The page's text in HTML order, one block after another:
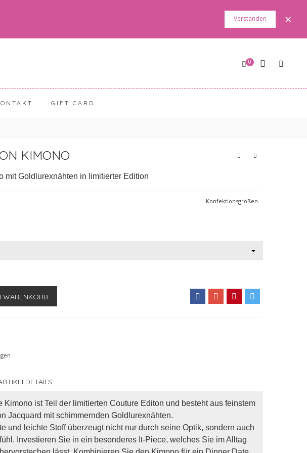
Verstanden ×
0
GIFT CARD
KIMONO
mit Goldlurexnähten in limitierter Edition
Konfektionsgrößen
WARENKORB
Kimono ist Teil der limitierten Couture Editon und besteht aus feinstem
Jacquard mit schimmernden Goldlurexnähten.
und leichte Stoff überzeugt nicht nur durch seine Optik, sondern auch
Investieren Sie in ein besonderes It-Piece, welches Sie im Alltag